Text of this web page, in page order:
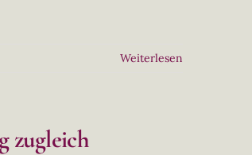
Weiterlesen
zugleich